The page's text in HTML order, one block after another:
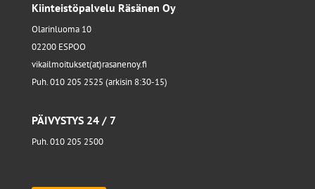
Kiinteistöpalvelu Räsänen Oy
Olarinluoma 10
02200 ESPOO
vikailmoitukset(at)rasanenoy.fi
Puh. 010 205 2525 (arkisin 8:30-15)
PÄIVYSTYS 24 / 7
Puh. 010 205 2500